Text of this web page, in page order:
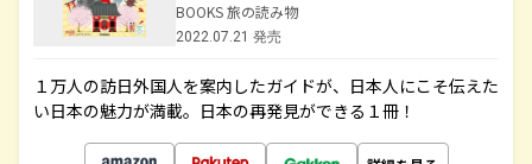
BOOKS 旅の読み物
2022.07.21 発売
１万人の訪日外国人を案内したガイドが、日本人にこそ伝えた
い日本の魅力が満載。日本の再発見ができる１冊！